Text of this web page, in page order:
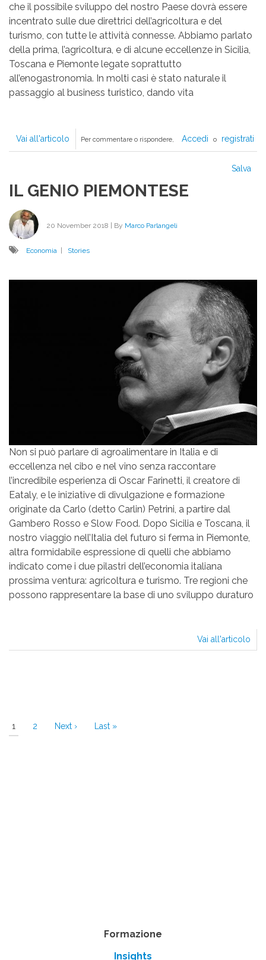
che il possibile sviluppo del nostro Paese dovrà essere
incentrato sulle due direttrici dell’agricoltura e del
turismo, con tutte le attività connesse. Abbiamo parlato
della prima, l’agricoltura, e di alcune eccellenze in Sicilia,
Toscana e Piemonte legate soprattutto
all’enogastronomia. In molti casi è stato naturale il
passaggio al business turistico, dando vita
Vai all'articolo Vissi
d'Arte
Per commentare o rispondere, Accedi o registrati
Salva
IL GENIO PIEMONTESE
20 November 2018 | By Marco Parlangeli
Economia | Stories
Non si può parlare di agroalimentare in Italia e di
eccellenza nel cibo e nel vino senza raccontare
l’incredibile esperienza di Oscar Farinetti, il creatore di
Eataly, e le iniziative di divulgazione e formazione
originate da Carlo (detto Carlin) Petrini, a partire dal
Gambero Rosso e Slow Food. Dopo Sicilia e Toscana, il
nostro viaggio nell’Italia del futuro si ferma in Piemonte,
altra formidabile espressione di quelli che abbiamo
indicato come i due pilastri dell’economia italiana
prossima ventura: agricoltura e turismo. Tre regioni che
possono rappresentare la base di uno sviluppo duraturo
Vai all'articolo
Pagina
attuale
1 Page
2
Pagina
Next ›
Ultima
Last »
Formazione
Insights